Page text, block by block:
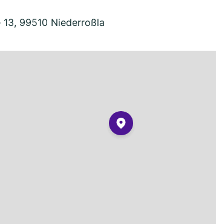
99510 Niederroßla